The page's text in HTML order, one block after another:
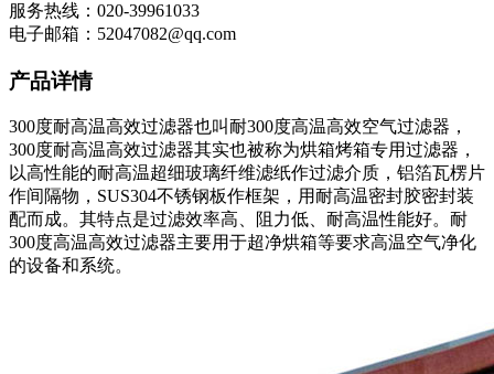
服务热线：020-39961033
电子邮箱：52047082@qq.com
产品详情
300度耐高温高效过滤器也叫耐300度高温高效空气过滤器，
300度耐高温高效过滤器其实也被称为烘箱烤箱专用过滤器，
以高性能的耐高温超细玻璃纤维滤纸作过滤介质，铝箔瓦楞片
作间隔物，SUS304不锈钢板作框架，用耐高温密封胶密封装
配而成。其特点是过滤效率高、阻力低、耐高温性能好。耐
300度高温高效过滤器主要用于超净烘箱等要求高温空气净化
的设备和系统。